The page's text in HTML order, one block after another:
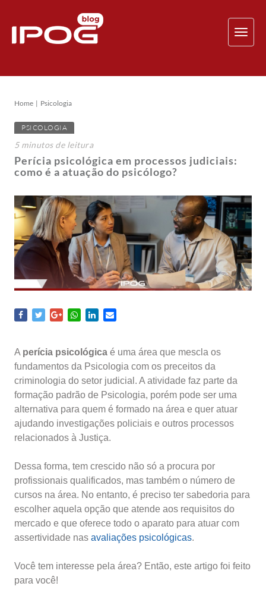
Home Psicologia
PSICOLOGIA
5 minutosde leitura
Perícia psicológica em processos judiciais:
como é a atuação do psicólogo?
A perícia psicológica é uma área que mescla os
fundamentos da Psicologia com os preceitos da
criminologia do setor judicial. A atividade faz parte da
formação padrão de Psicologia, porém pode ser uma
alternativa para quem é formado na área e quer atuar
ajudando investigações policiais e outros processos
relacionados à Justiça.
Dessa forma, tem crescido não só a procura por
profissionais qualificados, mas também o número de
cursos na área. No entanto, é preciso ter sabedoria para
escolher aquela opção que atende aos requisitos do
mercado e que oferece todo o aparato para atuar com
assertividade nas avaliações psicológicas.
Você tem interesse pela área? Então, este artigo foi feito
para você!